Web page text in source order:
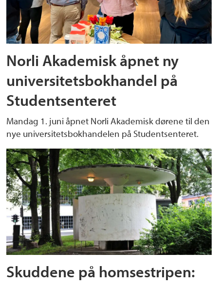
Norli Akademisk åpnet ny
universitetsbokhandel på
Studentsenteret
Mandag 1. juni åpnet Norli Akademisk dørene til den
nye universitetsbokhandelen på Studentsenteret.
Skuddene på homsestripen: